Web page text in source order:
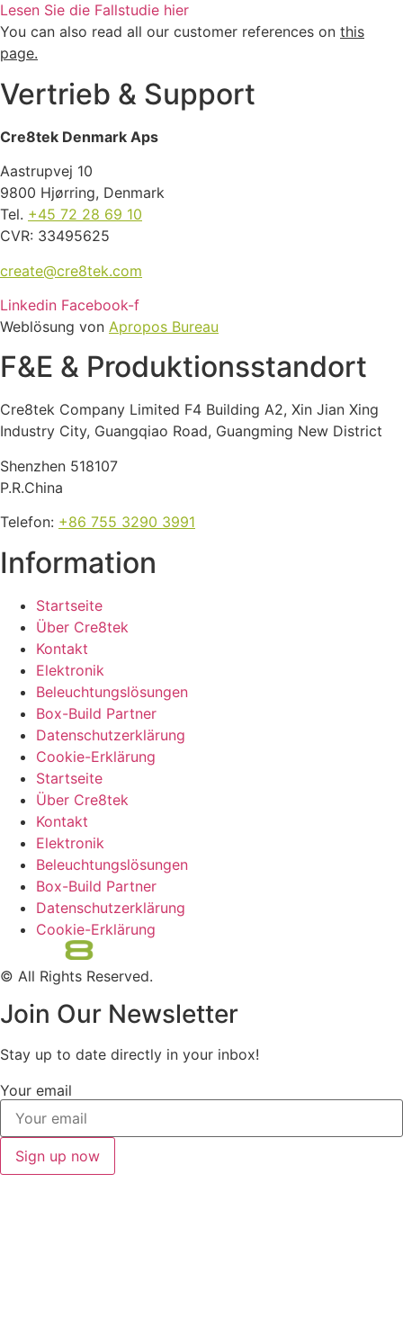
Lesen Sie die Fallstudie hier
You can also read all our customer references on this
page.
Vertrieb & Support
Cre8tek Denmark Aps
Aastrupvej 10
9800 Hjørring, Denmark
Tel. +45 72 28 69 10
CVR: 33495625
create@cre8tek.com
Linkedin Facebook-f
Weblösung von Apropos Bureau
F&E & Produktions­standort
Cre8tek Company Limited F4 Building A2, Xin Jian Xing
Industry City, Guangqiao Road, Guangming New District
Shenzhen 518107
P.R.China
Telefon: +86 755 3290 3991
Information
Startseite
Über Cre8tek
Kontakt
Elektronik
Beleuchtungslösungen
Box-Build Partner
Datenschutzerklärung
Cookie-Erklärung
Startseite
Über Cre8tek
Kontakt
Elektronik
Beleuchtungslösungen
Box-Build Partner
Datenschutzerklärung
Cookie-Erklärung
© All Rights Reserved.
Join Our Newsletter
Stay up to date directly in your inbox!
Your email
Sign up now